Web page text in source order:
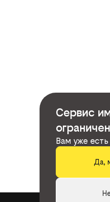
Сервис
Вам уже
Да,